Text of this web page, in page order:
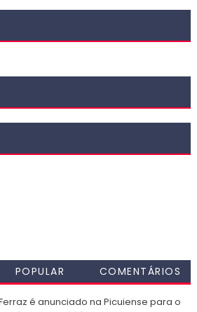
POPULAR COMENTÁRIOS
é anunciado na Picuiense para o